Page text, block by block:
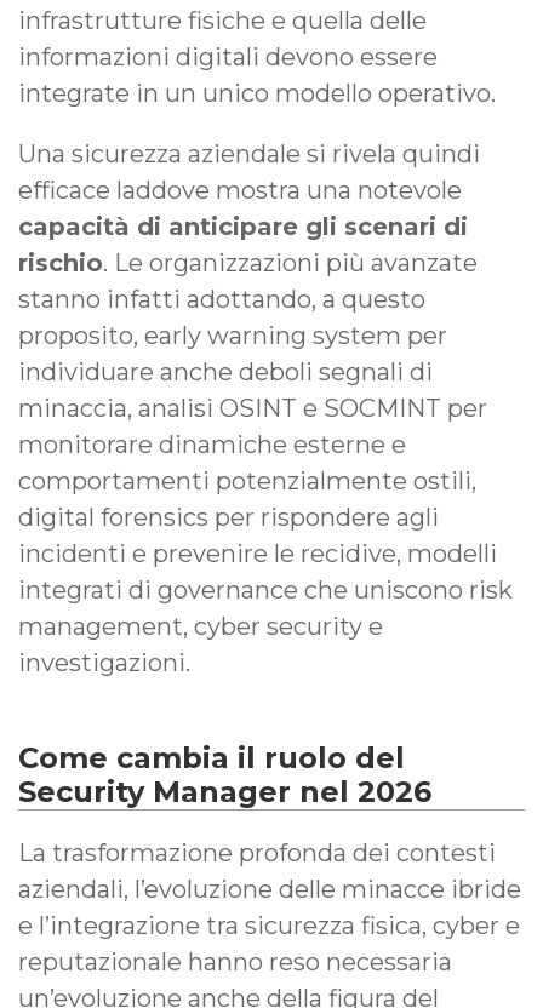
infrastrutture fisiche e quella delle
informazioni digitali devono essere
integrate in un unico modello operativo.
Una sicurezza aziendale si rivela quindi
efficace laddove mostra una notevole
capacità di anticipare gli scenari di
rischio. Le organizzazioni più avanzate
stanno infatti adottando, a questo
proposito, early warning system per
individuare anche deboli segnali di
minaccia, analisi OSINT e SOCMINT per
monitorare dinamiche esterne e
comportamenti potenzialmente ostili,
digital forensics per rispondere agli
incidenti e prevenire le recidive, modelli
integrati di governance che uniscono risk
management, cyber security e
investigazioni.
Come cambia il ruolo del
Security Manager nel 2026
La trasformazione profonda dei contesti
aziendali, l’evoluzione delle minacce ibride
e l’integrazione tra sicurezza fisica, cyber e
reputazionale hanno reso necessaria
un’evoluzione anche della figura del